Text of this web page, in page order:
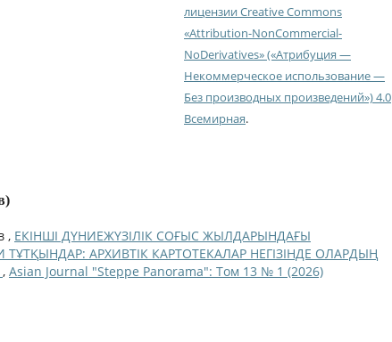
лицензии Creative Commons
«Attribution-NonCommercial-
NoDerivatives» («Атрибуция —
Некоммерческое использование —
Без производных произведений») 4.0
Всемирная.
, ЕКІНШІ ДҮНИЕЖҮЗІЛІК СОҒЫС ЖЫЛДАРЫНДАҒЫ
АРХИВТІК КАРТОТЕКАЛАР НЕГІЗІНДЕ ОЛАРДЫҢ
, Asian Journal "Steppe Panorama": Том 13 № 1 (2026)